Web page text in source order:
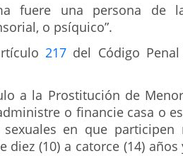
fuere una persona de
o psíquico”.
217 del Código
a la Prostitución de
o financie casa o
en que participen
diez (10) a catorce (14)